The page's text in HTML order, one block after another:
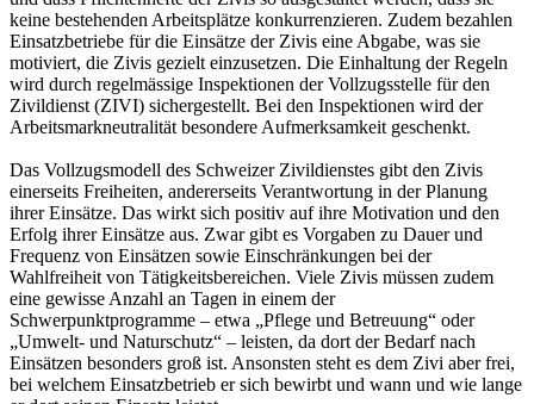
keine bestehenden Arbeitsplätze konkurrenzieren. Zudem bezahlen
Einsatzbetriebe für die Einsätze der Zivis eine Abgabe, was sie
motiviert, die Zivis gezielt einzusetzen. Die Einhaltung der Regeln
wird durch regelmässige Inspektionen der Vollzugsstelle für den
Zivildienst (ZIVI) sichergestellt. Bei den Inspektionen wird der
Arbeitsmarkneutralität besondere Aufmerksamkeit geschenkt.
Das Vollzugsmodell des Schweizer Zivildienstes gibt den Zivis
einerseits Freiheiten, andererseits Verantwortung in der Planung
ihrer Einsätze. Das wirkt sich positiv auf ihre Motivation und den
Erfolg ihrer Einsätze aus. Zwar gibt es Vorgaben zu Dauer und
Frequenz von Einsätzen sowie Einschränkungen bei der
Wahlfreiheit von Tätigkeitsbereichen. Viele Zivis müssen zudem
eine gewisse Anzahl an Tagen in einem der
Schwerpunktprogramme – etwa „Pflege und Betreuung“ oder
„Umwelt- und Naturschutz“ – leisten, da dort der Bedarf nach
Einsätzen besonders groß ist. Ansonsten steht es dem Zivi aber frei,
bei welchem Einsatzbetrieb er sich bewirbt und wann und wie lange